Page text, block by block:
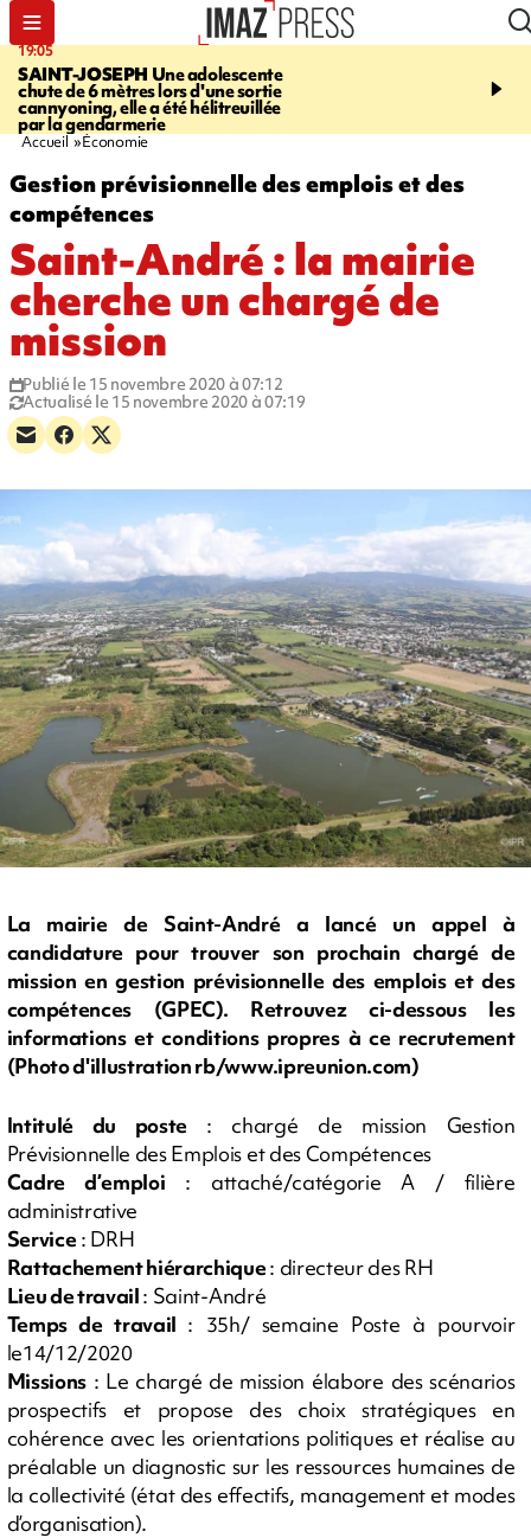
19:05
SAINT-JOSEPH Une adolescente
chute de 6 mètres lors d'une sortie
cannyoning, elle a été hélitreuillée
par la gendarmerie
20:44
rouée de coups,
Accueil Économie
Gestion prévisionnelle des emplois et des
compétences
Saint-André : la mairie
cherche un chargé de
mission
Publié le 15 novembre 2020 à 07:12
Actualisé le 15 novembre 2020 à 07:19
La mairie de Saint-André a lancé un appel à
candidature pour trouver son prochain chargé de
mission en gestion prévisionnelle des emplois et des
compétences (GPEC). Retrouvez ci-dessous les
informations et conditions propres à ce recrutement
(Photo d'illustration rb/www.ipreunion.com)
Intitulé du poste : chargé de mission Gestion
Prévisionnelle des Emplois et des Compétences
Cadre d’emploi : attaché/catégorie A / filière
administrative
Service: DRH
Rattachement hiérarchique: directeur des RH
Lieu de travail: Saint-André
Temps de travail : 35h/ semaine Poste à pourvoir
le14/12/2020
Missions: Le chargé de mission élabore des scénarios
prospectifs et propose des choix stratégiques en
cohérence avec les orientations politiques et réalise au
préalable un diagnostic sur les ressources humaines de
la collectivité (état des effectifs, management et modes
d’organisation).